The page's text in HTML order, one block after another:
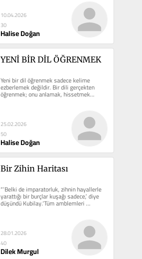
10.04.2026
30
Halise Doğan
YENİ BİR DİL ÖĞRENMEK
Yeni bir dil öğrenmek sadece kelime
ezberlemek değildir. Bir dili gerçekten
öğrenmek; onu anlamak, hissetmek…
25.02.2026
50
Halise Doğan
Bir Zihin Haritası
“’Belki de imparatorluk, zihnin hayallerle
yarattığı bir burçlar kuşağı sadece,’ diye
düşündü Kubilay.‘Tüm amblemleri
tanıdığım…
28.01.2026
40
Dilek Murgul